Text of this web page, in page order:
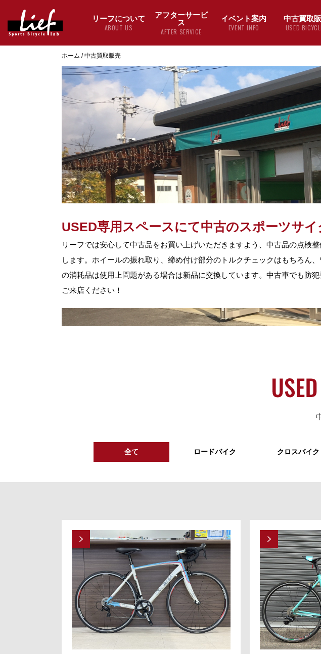
リーフについて
ABOUT US
アフターサービ
ス
AFTER SERVICE
イベント案内
EVENT INFO
中古買取
USED
ホーム /中古買取販売
USED専用スペースにて中古のスポーツサイ
リーフでは安心して中古品をお買い上げいただきますよう、中古品の点検
します。ホイールの振れ取り、締め付け部分のトルクチェックはもちろん
の消耗品は使用上問題がある場合は新品に交換しています。中古車でも防
ご来店ください！
全て ロードバイク クロスバイク